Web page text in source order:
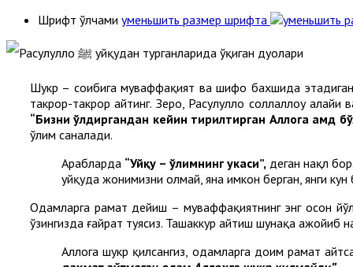
Шрифт ўлчами уменьшить размер шрифта
Шукр – соҳибига муваффақият ва шифо бахшида
такрор-такрор айтинг. Зеро, Расулуллоҳ соллаллоҳу
“Бизни ўлдиргандан кейин тирилтирган Аллоҳга ҳамд
ўлим саналади.
Арабларда “Уйқу – ўлимнинг укаси”, деган нақл
уйқуда жонимизни олмай, яна имкон берган, янги кун
Одамларга раҳмат дейиш – муваффақиятнинг энг осон
ўзингизда ғайрат туясиз. Ташаккур айтиш шунақа ажойиб
Аллоҳга шукр қилсангиз, одамларга доим раҳмат